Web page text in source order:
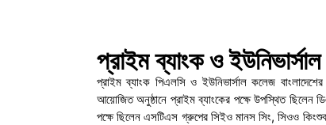
প্রাইম ব্যাংক ও
প্রাইম ব্যাংক পিএলসি ও ইউনিভার্সাল কলেজ
আয়োজিত অনুষ্ঠানে প্রাইম ব্যাংকের পক্ষে উপস্থিত
পক্ষে ছিলেন এসটিএস গ্রুপের সিইও মানস সিং, সিওও